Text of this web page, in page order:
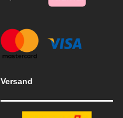
Versand